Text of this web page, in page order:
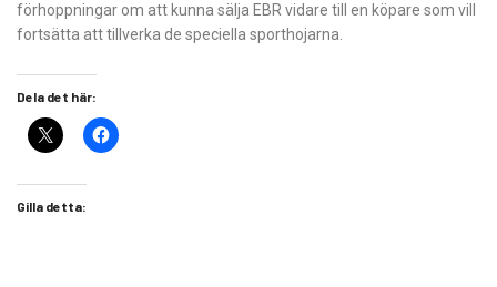
förhoppningar om att kunna sälja EBR vidare till en köpare som vill
fortsätta att tillverka de speciella sporthojarna.
Dela det här:
Gilla detta: